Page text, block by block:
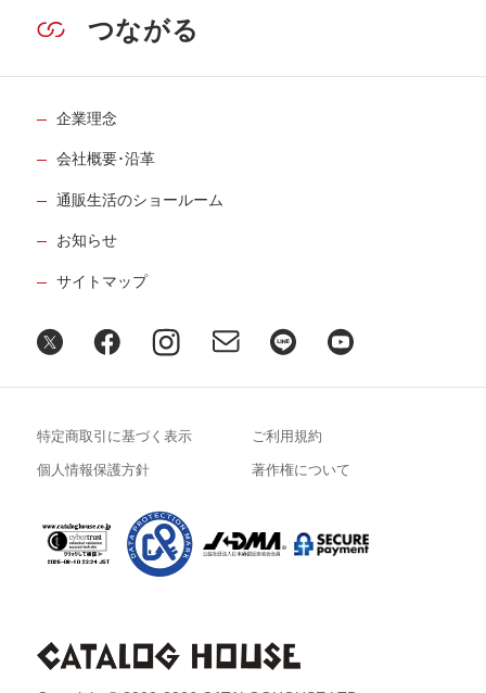
つながる
企業理念
会社概要･沿革
通販生活のショールーム
お知らせ
サイトマップ
特定商取引に基づく表示 ご利用規約
個人情報保護方針 著作権について